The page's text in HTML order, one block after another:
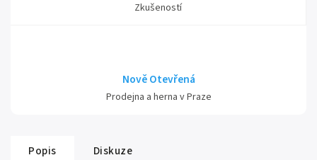
Zkušeností
Nově Otevřená
Prodejna a herna v Praze
Popis Diskuze